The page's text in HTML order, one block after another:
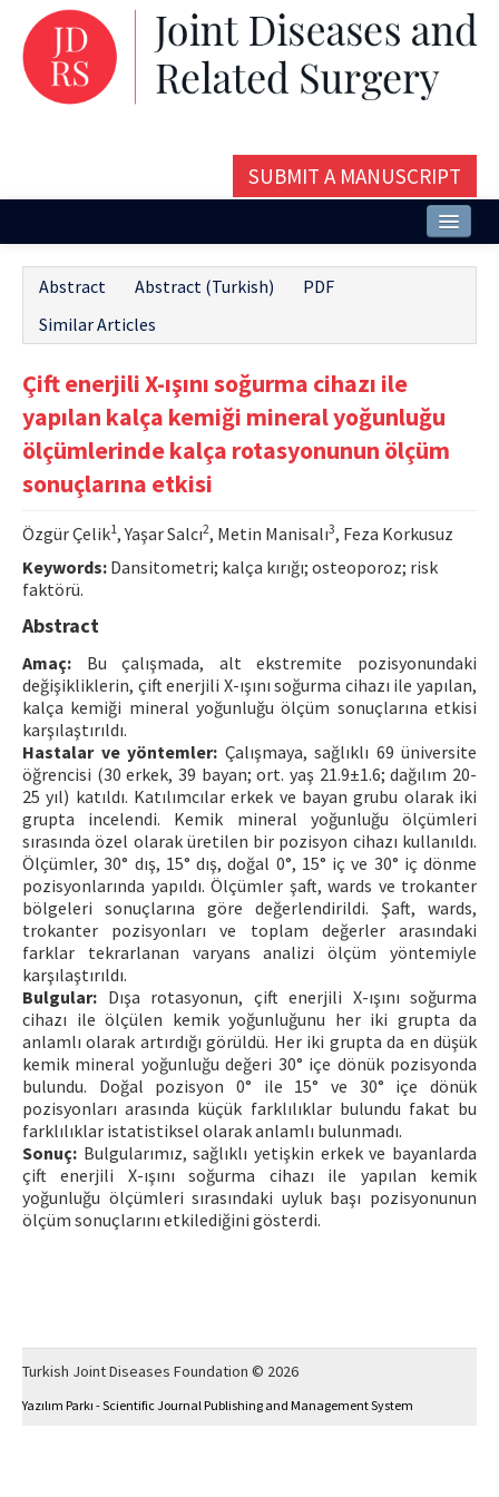
SUBMIT A MANUSCRIPT
Issues and Articles
Editorial Board
Instructions
Aims and Scope
Contact Us
E-ISSN: 2687-4792
Abstract Abstract (Turkish)
PDF
Similar Articles
Çift enerjili X-ışını soğurma cihazı ile
yapılan kalça kemiği mineral yoğunluğu
ölçümlerinde kalça rotasyonunun ölçüm
sonuçlarına etkisi
Özgür Çelik1, Yaşar Salcı2, Metin Manisalı3, Feza Korkusuz
Keywords: Dansitometri; kalça kırığı; osteoporoz; risk
faktörü.
Abstract
Amaç: Bu çalışmada, alt ekstremite pozisyonundaki
değişikliklerin, çift enerjili X-ışını soğurma cihazı ile yapılan,
kalça kemiği mineral yoğunluğu ölçüm sonuçlarına etkisi
karşılaştırıldı.
Hastalar ve yöntemler: Çalışmaya, sağlıklı 69 üniversite
öğrencisi (30 erkek, 39 bayan; ort. yaş 21.9±1.6; dağılım 20-
25 yıl) katıldı. Katılımcılar erkek ve bayan grubu olarak iki
grupta incelendi. Kemik mineral yoğunluğu ölçümleri
sırasında özel olarak üretilen bir pozisyon cihazı kullanıldı.
Ölçümler, 30° dış, 15° dış, doğal 0°, 15° iç ve 30° iç dönme
pozisyonlarında yapıldı. Ölçümler şaft, wards ve trokanter
bölgeleri sonuçlarına göre değerlendirildi. Şaft, wards,
trokanter pozisyonları ve toplam değerler arasındaki
farklar tekrarlanan varyans analizi ölçüm yöntemiyle
karşılaştırıldı.
Bulgular: Dışa rotasyonun, çift enerjili X-ışını soğurma
cihazı ile ölçülen kemik yoğunluğunu her iki grupta da
anlamlı olarak artırdığı görüldü. Her iki grupta da en düşük
kemik mineral yoğunluğu değeri 30° içe dönük pozisyonda
bulundu. Doğal pozisyon 0° ile 15° ve 30° içe dönük
pozisyonları arasında küçük farklılıklar bulundu fakat bu
farklılıklar istatistiksel olarak anlamlı bulunmadı.
Sonuç: Bulgularımız, sağlıklı yetişkin erkek ve bayanlarda
çift enerjili X-ışını soğurma cihazı ile yapılan kemik
yoğunluğu ölçümleri sırasındaki uyluk başı pozisyonunun
ölçüm sonuçlarını etkilediğini gösterdi.
Turkish Joint Diseases Foundation © 2026
Yazılım Parkı - Scientific Journal Publishing and Management System